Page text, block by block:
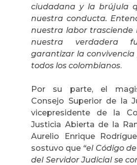
ciudadana y la brújula
nuestra conducta.
nuestra labor trasciende
nuestra verdadera
garantizar la convivencia
todos los colombianos.
Por su parte, el
Consejo Superior de la
vicepresidente de la
Justicia Abierta de la
Aurelio Enrique
sostuvo que “el Código
del Servidor Judicial se